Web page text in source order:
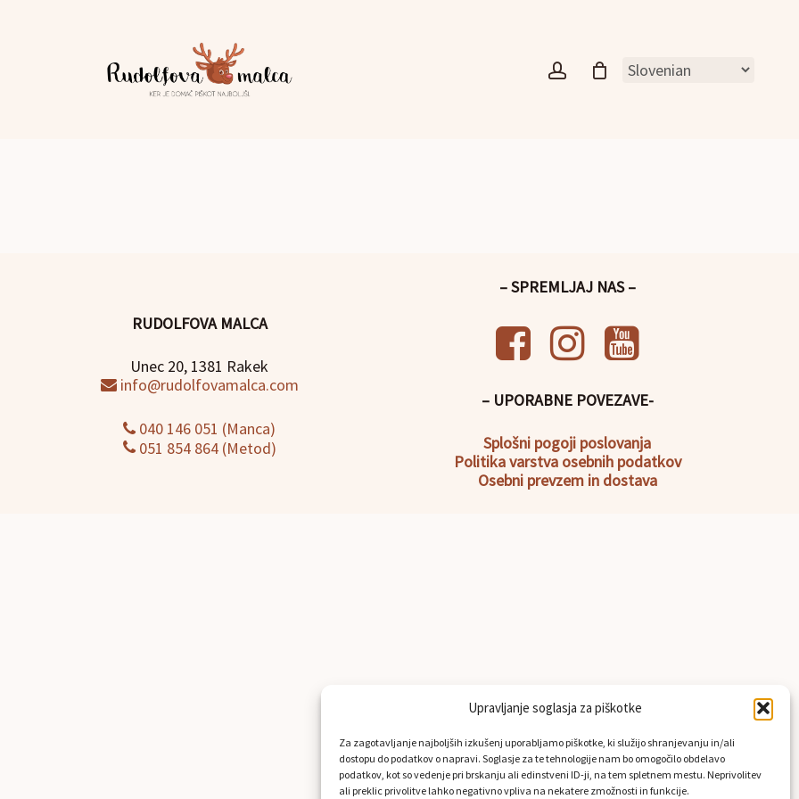
Upravljanje soglasja za piškotke
Za zagotavljanje najboljših izkušenj uporabljamo piškotke, ki služijo shranjevanju in/ali
dostopu do podatkov o napravi. Soglasje za te tehnologije nam bo omogočilo obdelavo
podatkov, kot so vedenje pri brskanju ali edinstveni ID-ji, na tem spletnem mestu. Neprivolitev
ali preklic privolitve lahko negativno vpliva na nekatere zmožnosti in funkcije.
account
RUDOLFOVA MALCA
Unec 20, 1381 Rakek
info@rudolfovamalca.com
040 146 051 (Manca)
051 854 864 (Metod)
– SPREMLJAJ NAS –
– UPORABNE POVEZAVE-
Splošni pogoji poslovanja
Politikavarstva osebnih podatkov
Osebni prevzem in dostava